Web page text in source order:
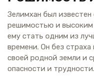
Зелимхан был
решимостью и высоким
ему стать одним из
времени. Он без
своей родной земли и
опасности и трудности.